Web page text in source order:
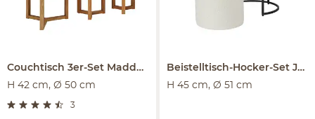
Couchtisch 3er-Set Maddalena
H 42 cm, Ø 50 cm
3
Beistelltisch-Hocker-Set Jesi
H 45 cm, Ø 51 cm